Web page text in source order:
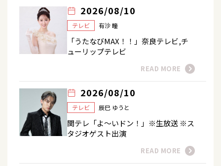
2026/08/10
テレビ 有沙 瞳
「うたなびMAX！！」奈良テレビ,チ
ューリップテレビ
READ MORE
2026/08/10
テレビ 辰巳 ゆうと
関テレ「よ～いドン！」※生放送 ※ス
タジオゲスト出演
READ MORE